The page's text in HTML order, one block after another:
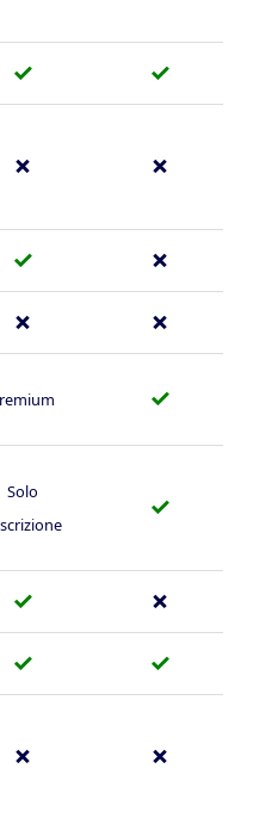
✓ ✓
✗ ✗
✓ ✗
✗ ✗
✓
Solo
✓
✓ ✗
✓ ✓
✗ ✗